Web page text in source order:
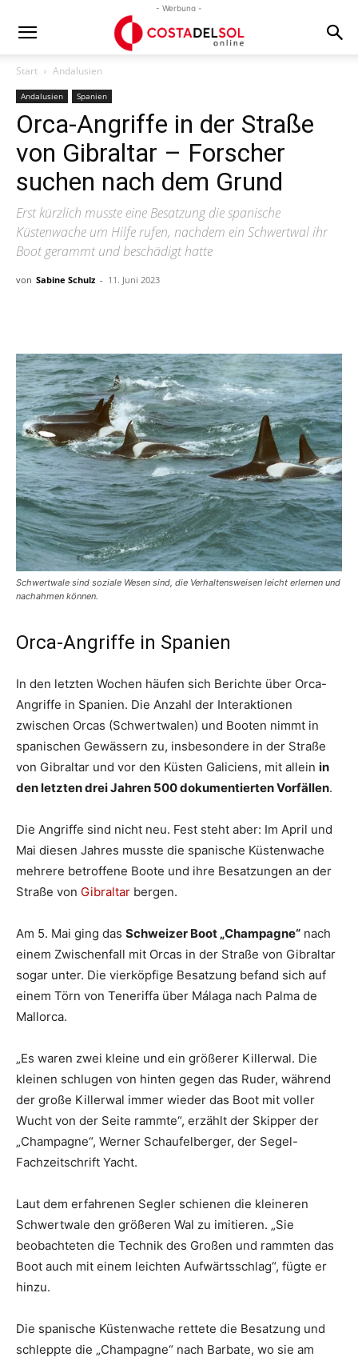
- Werbung -
Start Andalusien
Andalusien Spanien
Orca-Angriffe in der Straße
von Gibraltar – Forscher
suchen nach dem Grund
Erst kürzlich musste eine Besatzung die spanische
Küstenwache um Hilfe rufen, nachdem ein Schwertwal ihr
Boot gerammt und beschädigt hatte
von Sabine Schulz - 11. Juni 2023
Schwertwale sind soziale Wesen sind, die Verhaltensweisen leicht erlernen und
nachahmen können.
Orca-Angriffe in Spanien
In den letzten Wochen häufen sich Berichte über Orca-
Angriffe in Spanien. Die Anzahl der Interaktionen
zwischen Orcas (Schwertwalen) und Booten nimmt in
spanischen Gewässern zu, insbesondere in der Straße
von Gibraltar und vor den Küsten Galiciens, mit allein in
den letzten drei Jahren 500 dokumentierten Vorfällen.
Die Angriffe sind nicht neu. Fest steht aber: Im April und
Mai diesen Jahres musste die spanische Küstenwache
mehrere betroffene Boote und ihre Besatzungen an der
Straße von Gibraltar bergen.
Am 5. Mai ging das Schweizer Boot „Champagne“ nach
einem Zwischenfall mit Orcas in der Straße von Gibraltar
sogar unter. Die vierköpfige Besatzung befand sich auf
einem Törn von Teneriffa über Málaga nach Palma de
Mallorca.
„Es waren zwei kleine und ein größerer Killerwal. Die
kleinen schlugen von hinten gegen das Ruder, während
der große Killerwal immer wieder das Boot mit voller
Wucht von der Seite rammte“, erzählt der Skipper der
„Champagne“, Werner Schaufelberger, der Segel-
Fachzeitschrift Yacht.
Laut dem erfahrenen Segler schienen die kleineren
Schwertwale den größeren Wal zu imitieren. „Sie
beobachteten die Technik des Großen und rammten das
Boot auch mit einem leichten Aufwärtsschlag“, fügte er
hinzu.
Die spanische Küstenwache rettete die Besatzung und
schleppte die „Champagne“ nach Barbate, wo sie am